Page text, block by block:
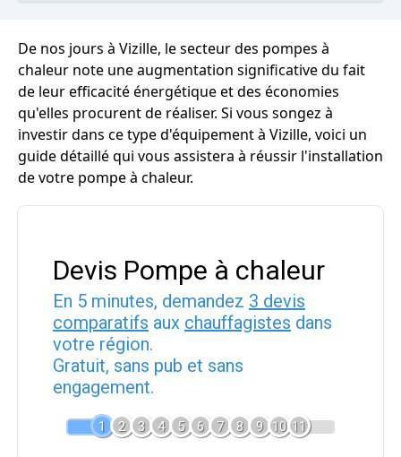
De nos jours à Vizille, le secteur des pompes à
chaleur note une augmentation significative du fait
de leur efficacité énergétique et des économies
qu'elles procurent de réaliser. Si vous songez à
investir dans ce type d'équipement à Vizille, voici un
guide détaillé qui vous assistera à réussir l'installation
de votre pompe à chaleur.
Devis Pompe à chaleur
En 5 minutes, demandez 3 devis
comparatifs aux chauffagistes dans
votre région.
Gratuit, sans pub et sans
engagement.
1 2 3 4 5 6 7 8 9 10 11